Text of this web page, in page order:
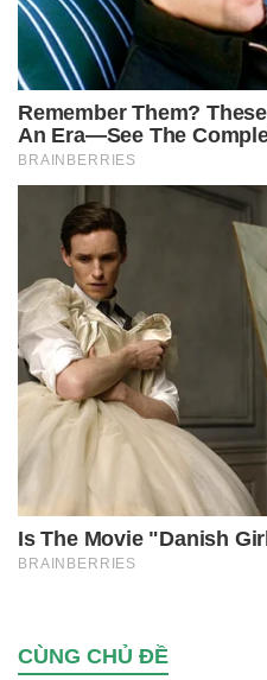
CÙNG CHỦ ĐỀ